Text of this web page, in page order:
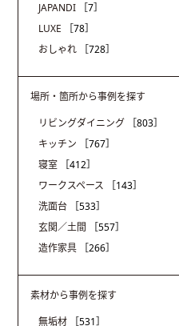
JAPANDI
［7］
LUXE
［78］
おしゃれ
［728］
場所・箇所から事例を探す
リビングダイニング
［803］
キッチン
［767］
寝室
［412］
ワークスペース
［143］
洗面台
［533］
玄関／土間
［557］
造作家具
［266］
素材から事例を探す
無垢材
［531］